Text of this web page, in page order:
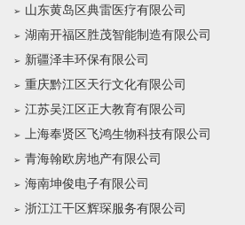
山东黄岛区典雷医疗有限公司
湖南开福区胜茂智能制造有限公司
新疆泽丰环保有限公司
重庆黔江区天行文化有限公司
江苏吴江区正大教育有限公司
上海奉贤区飞鸿生物科技有限公司
青海翰欧房地产有限公司
海南坤俊电子有限公司
浙江江干区辉琛服务有限公司